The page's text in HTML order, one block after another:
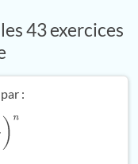
43 exercices
: